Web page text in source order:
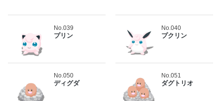
No.039
プリン
No.040
プクリン
No.050
ディグダ
No.051
ダグトリオ